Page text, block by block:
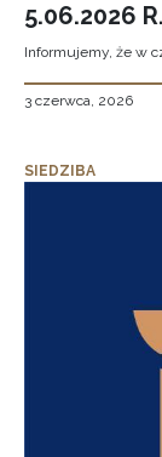
5.06.2026 R.
Informujemy, że w
3 czerwca, 2026
SIEDZIBA